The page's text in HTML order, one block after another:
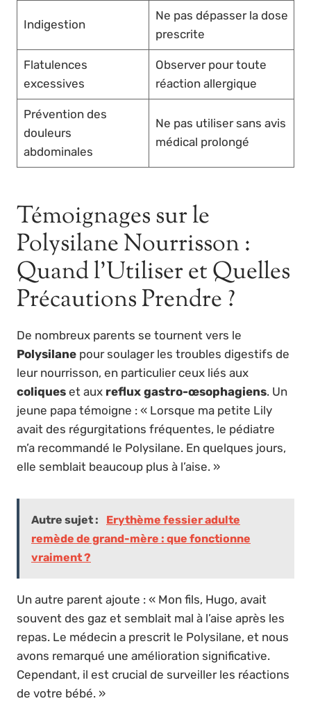
Indigestion
Ne pas dépasser la dose
prescrite
Flatulences
excessives
Observer pour toute
réaction allergique
Prévention des
douleurs
abdominales
Ne pas utiliser sans avis
médical prolongé
Témoignages sur le
Polysilane Nourrisson :
Quand l’Utiliser et Quelles
Précautions Prendre ?
De nombreux parents se tournent vers le
Polysilane pour soulager les troubles digestifs de
leur nourrisson, en particulier ceux liés aux
coliques et aux reflux gastro-œsophagiens. Un
jeune papa témoigne : « Lorsque ma petite Lily
avait des régurgitations fréquentes, le pédiatre
m’a recommandé le Polysilane. En quelques jours,
elle semblait beaucoup plus à l’aise. »
Autre sujet :
Erythème fessier adulte
remède de grand-mère : que fonctionne
vraiment ?
Un autre parent ajoute : « Mon fils, Hugo, avait
souvent des gaz et semblait mal à l’aise après les
repas. Le médecin a prescrit le Polysilane, et nous
avons remarqué une amélioration significative.
Cependant, il est crucial de surveiller les réactions
de votre bébé. »